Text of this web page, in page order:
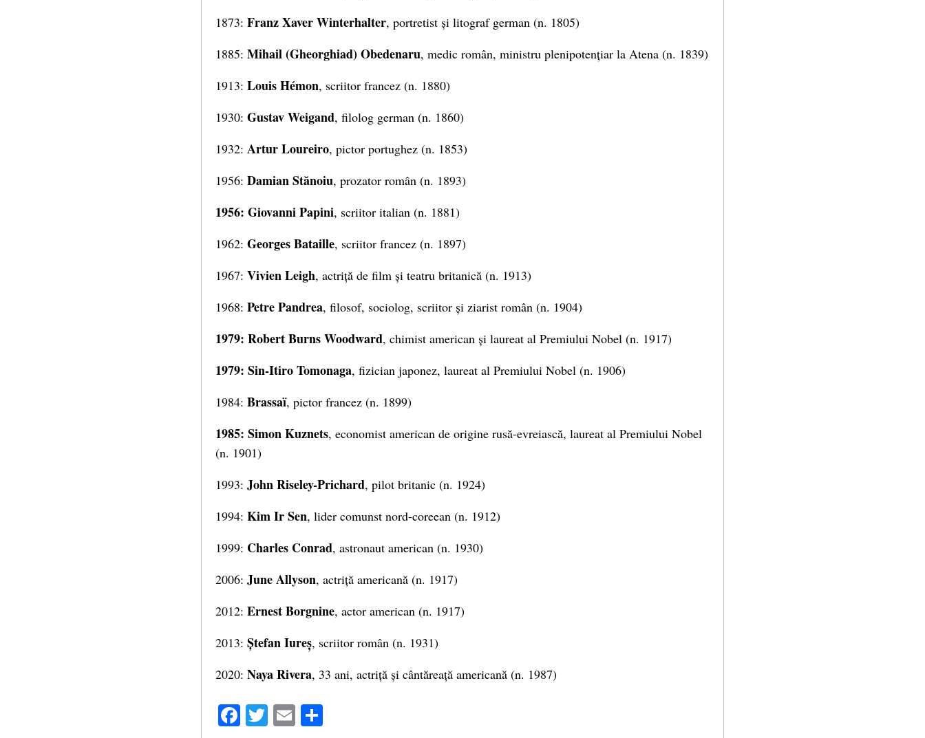
1873: Franz Xaver Winterhalter, portretist și litograf german (n. 1805)
1885: Mihail (Gheorghiad) Obedenaru, medic român, ministru plenipotențiar la Atena (n. 1839)
1913: Louis Hémon, scriitor francez (n. 1880)
1930: Gustav Weigand, filolog german (n. 1860)
1932: Artur Loureiro, pictor portughez (n. 1853)
1956: Damian Stănoiu, prozator român (n. 1893)
1956: Giovanni Papini, scriitor italian (n. 1881)
1962: Georges Bataille, scriitor francez (n. 1897)
1967: Vivien Leigh, actriță de film și teatru britanică (n. 1913)
1968: Petre Pandrea, filosof, sociolog, scriitor și ziarist român (n. 1904)
1979: Robert Burns Woodward, chimist american și laureat al Premiului Nobel (n. 1917)
1979: Sin-Itiro Tomonaga, fizician japonez, laureat al Premiului Nobel (n. 1906)
1984: Brassaï, pictor francez (n. 1899)
1985: Simon Kuznets, economist american de origine rusă-evreiască, laureat al Premiului Nobel
(n. 1901)
1993: John Riseley-Prichard, pilot britanic (n. 1924)
1994: Kim Ir Sen, lider comunst nord-coreean (n. 1912)
1999: Charles Conrad, astronaut american (n. 1930)
2006: June Allyson, actriță americană (n. 1917)
2012: Ernest Borgnine, actor american (n. 1917)
2013: Ștefan Iureș, scriitor român (n. 1931)
2020: Naya Rivera, 33 ani, actriță și cântăreață americană (n. 1987)
Facebook
Twitter
Email